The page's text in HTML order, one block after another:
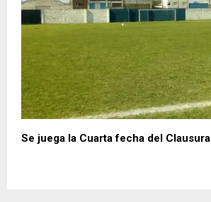
Se juega la Cuarta fecha del Clausura